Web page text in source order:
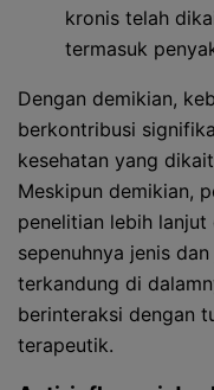
kronis telah
termasuk
Dengan demikian,
berkontribusi
kesehatan yang
Meskipun demikian,
penelitian lebih
sepenuhnya jenis
terkandung di
berinteraksi dengan
terapeutik.